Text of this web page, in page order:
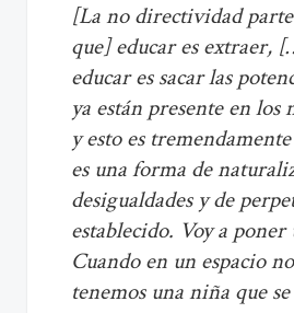
[La no directividad
que] educar es extraer,
educar es sacar las
ya están presente en los
y esto es
es una forma de
desigualdades y de
establecido. Voy a
Cuando en un espacio
tenemos una niña que